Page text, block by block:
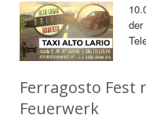
Ferragosto Fest
Feuerwerk